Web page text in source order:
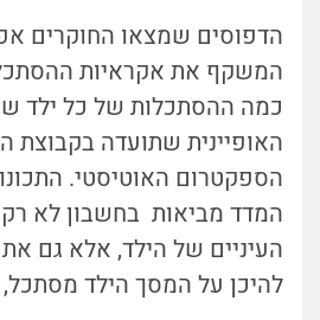
הדפוסים שמצאו החוקרים
המשקף את אקראיות
כמה ההסתכלות של כל ילד
האופיינית שתועדה בקבוצת
הספקטרום האוטיסטי.
המדד מביאות בחשבון לא
העיניים של הילד, אלא גם
להיכן על המסך הילד מסתכל,